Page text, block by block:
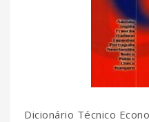
Dicionário Técnico